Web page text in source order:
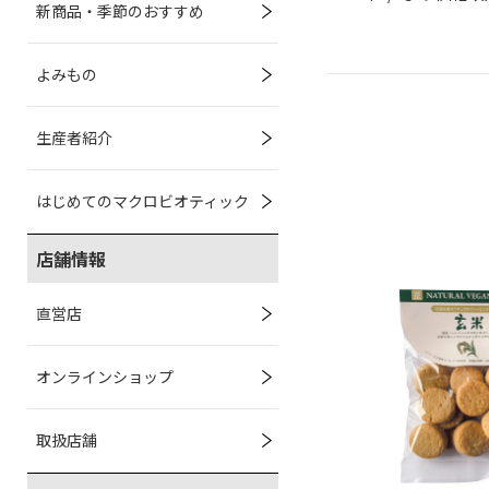
新商品・季節のおすすめ
よみもの
生産者紹介
はじめてのマクロビオティック
店舗情報
直営店
オンラインショップ
取扱店舗